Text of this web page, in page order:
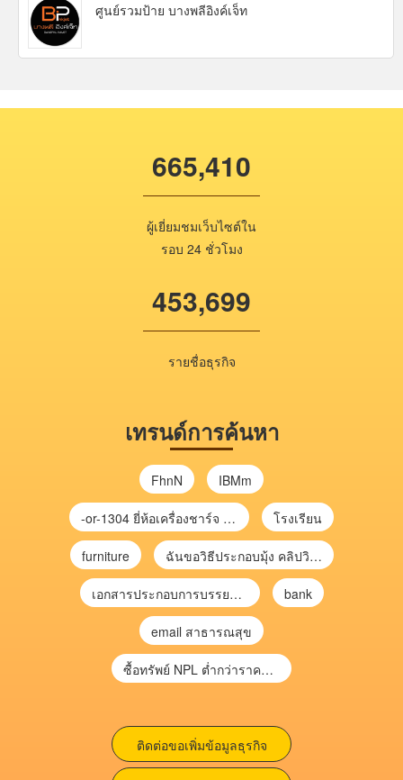
ศูนย์รวมป้าย บางพลีอิงค์เจ็ท
665,410
ผู้เยี่ยมชมเว็บไซต์ใน
รอบ 24 ชั่วโมง
453,699
รายชื่อธุรกิจ
เทรนด์การค้นหา
FhnN IBMm
-or-1304 ยี่ห้อเครื่องชาร์จ chargecore โรงเรียน
furniture ฉันขอวิธีประกอบมุ้ง คลิปวิดีโอ การประกอบมุ้ง
เอกสารประกอบการบรรยาย การประเมินความเสี่ยงเพื่อวางแผนการตรวจสอบ \ bank
email สาธารณสุข
ซื้อทรัพย์ NPL ต่ำกว่าราคาตลาด 30-70% แบบไม่ต้องไปประมูล”
ติดต่อขอเพิ่มข้อมูลธุรกิจ